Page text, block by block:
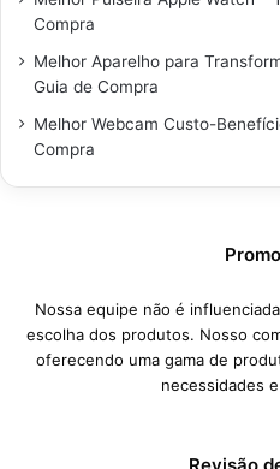
Compra
Melhor Aparelho para
Guia de Compra
Melhor Webcam Custo-
Compra
Nossa equipe não é
escolha dos produtos. Nosso
oferecendo uma gama de
necessidades